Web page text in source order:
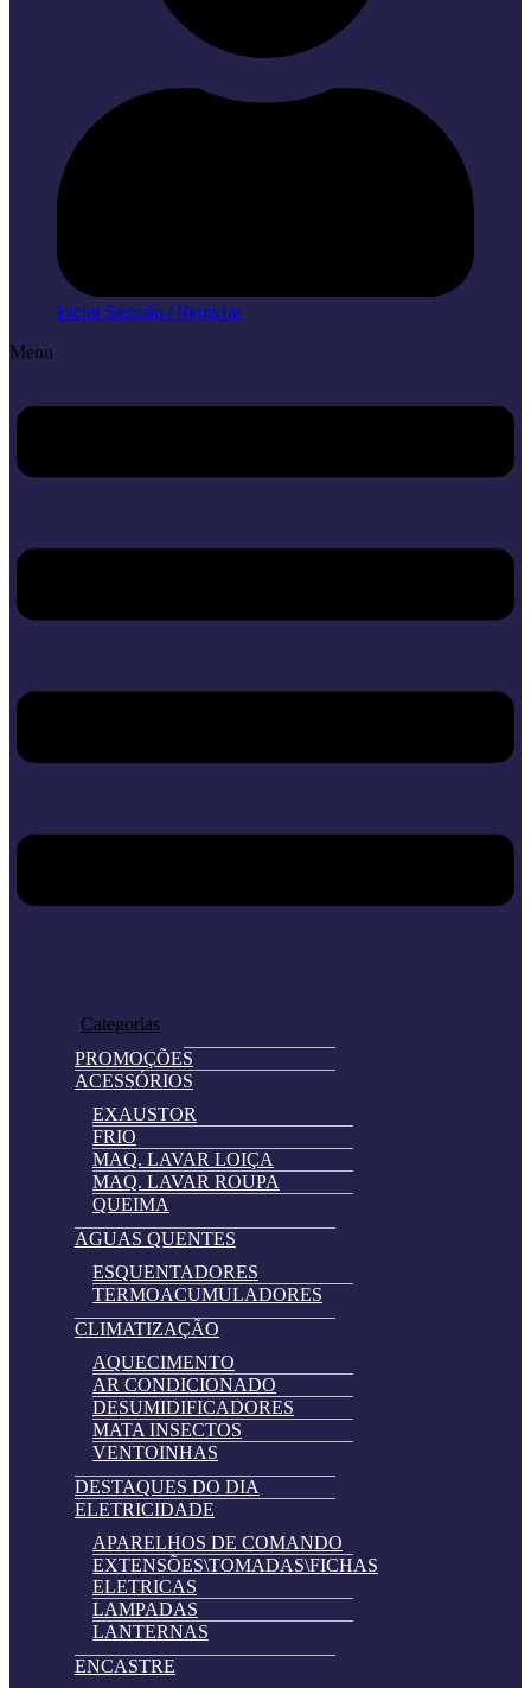
Iniciar Sessão / Registar
Menu
Categorias
PROMOÇÕES
ACESSÓRIOS
EXAUSTOR
FRIO
MAQ. LAVAR LOIÇA
MAQ. LAVAR ROUPA
QUEIMA
AGUAS QUENTES
ESQUENTADORES
TERMOACUMULADORES
CLIMATIZAÇÃO
AQUECIMENTO
AR CONDICIONADO
DESUMIDIFICADORES
MATA INSECTOS
VENTOINHAS
DESTAQUES DO DIA
ELETRICIDADE
APARELHOS DE COMANDO
EXTENSÕES\TOMADAS\FICHAS
ELETRICAS
LAMPADAS
LANTERNAS
ENCASTRE